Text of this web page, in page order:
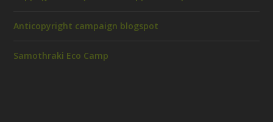
Anticopyright campaign blogspot
Samothraki Eco Camp